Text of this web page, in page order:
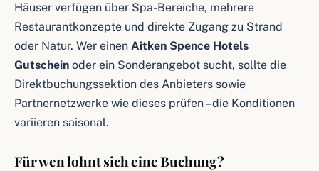
Häuser verfügen über Spa-Bereiche, mehrere
Restaurantkonzepte und direkte Zugang zu Strand
oder Natur. Wer einen Aitken Spence Hotels
Gutschein oder ein Sonderangebot sucht, sollte die
Direktbuchungssektion des Anbieters sowie
Partnernetzwerke wie dieses prüfen – die Konditionen
variieren saisonal.
Für wen lohnt sich eine Buchung?